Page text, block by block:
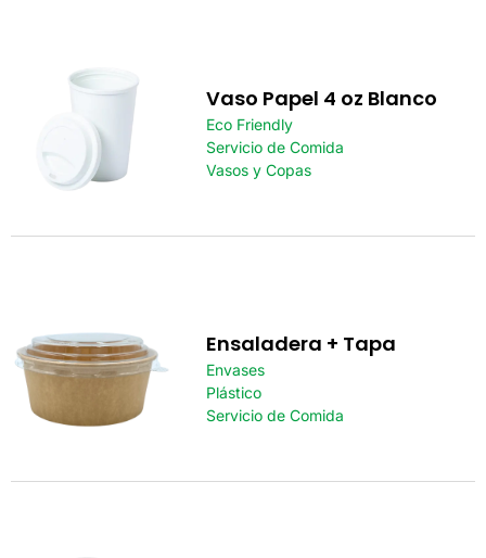
Vaso Papel 4 oz Blanco
Eco Friendly
Servicio de Comida
Vasos y Copas
Ensaladera + Tapa
Envases
Plástico
Servicio de Comida